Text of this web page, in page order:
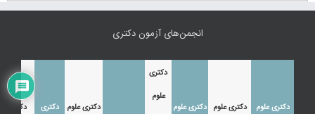
انجمن‌های آزمون دکتری
دکتری علوم دکتری علوم دکتری علوم
دکتری
علوم
دکتری علوم دکتری دکتری